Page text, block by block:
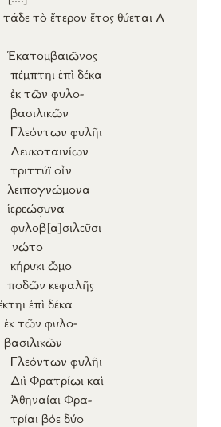
τάδε τὸ ἕτερον ἔτος θύεται Α
Ἑκατομβαιῶνος
πέμπτηι ἐπὶ δέκα
ἐκ τῶν φυλο-
βασιλικῶν
Γλεόντων φυλῆι
Λευκοταινίων
τριττύϊ οἶν
λειπογνώμονα
ἱερεώ συνα
φυλοβ [α] σιλεῦσι
νώτο
κήρυκι ὤμο
ποδῶν κεφαλῆς
ἐπὶ δέκα
ἐκ τῶν φυλο-
βασιλικῶν
Γλεόντων φυλῆι
Διὶ Φρατρίωι καὶ
Ἀθηναίαι Φρα-
τρίαι βόε δύο